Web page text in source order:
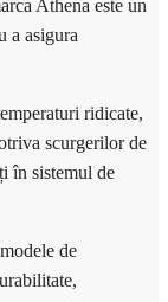
Athena este un
a asigura
ridicate,
scurgerilor de
în sistemul de
de